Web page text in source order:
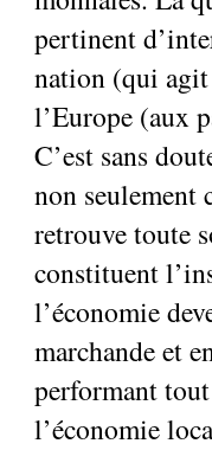
pertinent
nation (qui
l’Europe (aux
C’est sans
non seulement
retrouve toute
constituent
l’économie
marchande et
performant
l’économie